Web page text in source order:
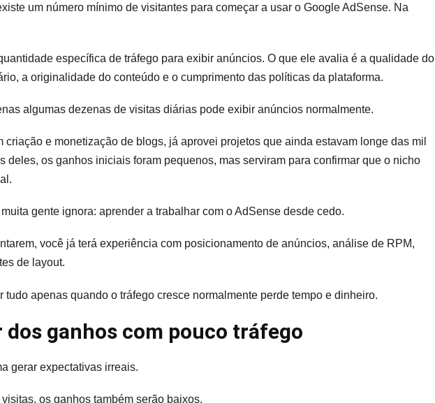
um número mínimo de visitantes para começar a usar o Google AdSense. Na
específica de tráfego para exibir anúncios. O que ele avalia é a qualidade do
a originalidade do conteúdo e o cumprimento das políticas da plataforma.
algumas dezenas de visitas diárias pode exibir anúncios normalmente.
criação e monetização de blogs, já aprovei projetos que ainda estavam longe das mil
deles, os ganhos iniciais foram pequenos, mas serviram para confirmar que o nicho
gente ignora: aprender a trabalhar com o AdSense desde cedo.
você já terá experiência com posicionamento de anúncios, análise de RPM,
de layout.
tudo apenas quando o tráfego cresce normalmente perde tempo e dinheiro.
dos ganhos com pouco tráfego
gerar expectativas irreais.
os ganhos também serão baixos.